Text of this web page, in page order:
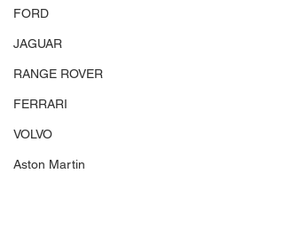
FORD
JAGUAR
RANGE ROVER
FERRARI
VOLVO
Aston Martin